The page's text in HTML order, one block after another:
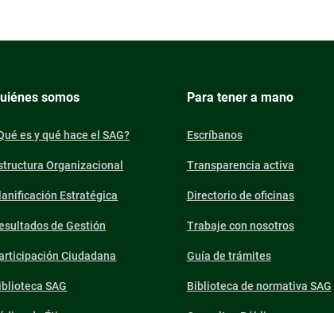
somos
es y qué hace el SAG?
Organizacional
Estratégica
de Gestión
Ciudadana
SAG
Para tener a mano
Escríbanos
Transparencia activa
Directorio de oficinas
Trabaje con nosotros
Guía de trámites
Biblioteca de normativa SAG